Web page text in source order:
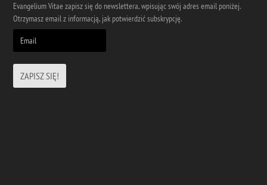
Evangelium Vitae zapisz się do newslettera, wpisując swój adres email poniżej.
Otrzymasz email z informacją, jak potwierdzić subskrypcję.